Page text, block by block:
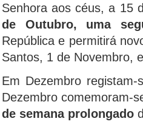
Senhora aos céus, a 15
de Outubro, uma
República e permitirá
Santos, 1 de Novembro,
Em Dezembro
Dezembro comemoram-
de semana prolongado